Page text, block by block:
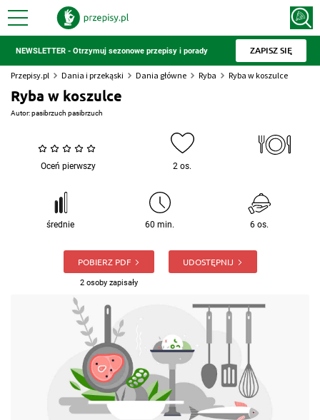
NEWSLETTER - Otrzymuj sezonowe przepisy i porady ZAPISZ SIĘ
Przepisy.pl Dania i przekąski Dania główne Ryba Ryba w koszulce
Ryba w koszulce
Autor:pasibrzuch pasibrzuch
Oceń pierwszy 2 os.
średnie 60 min. 6 os.
POBIERZ PDF
2 osoby zapisały
UDOSTĘPNIJ